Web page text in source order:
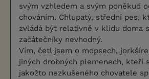
svým vzhledem a svým poněkud
chováním. Chlupatý, střední pes,
zvládá být relativně v klidu doma
začátečníky nevhodný.
Vím, četl jsem o mopsech,
jiných drobných plemenech, kteří
jakožto nezkušeného chovatele